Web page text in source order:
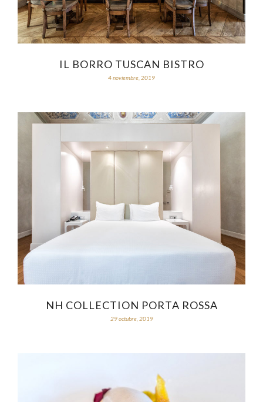
IL BORRO TUSCAN BISTRO
4 noviembre, 2019
NH COLLECTION PORTA ROSSA
29 octubre, 2019